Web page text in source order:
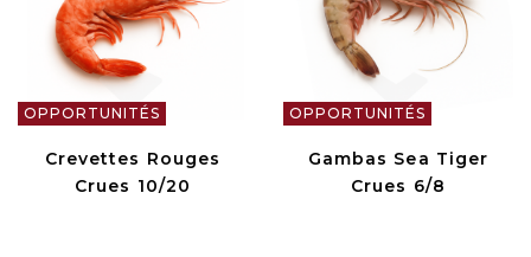
OPPORTUNITÉS
Crevettes Rouges
Crues 10/20
OPPORTUNITÉS
Gambas Sea Tiger
Crues 6/8